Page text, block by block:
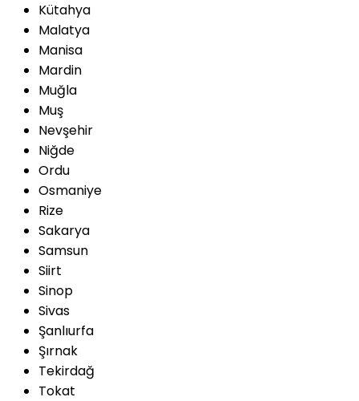
Kütahya
Malatya
Manisa
Mardin
Muğla
Muş
Nevşehir
Niğde
Ordu
Osmaniye
Rize
Sakarya
Samsun
Siirt
Sinop
Sivas
Şanlıurfa
Şırnak
Tekirdağ
Tokat